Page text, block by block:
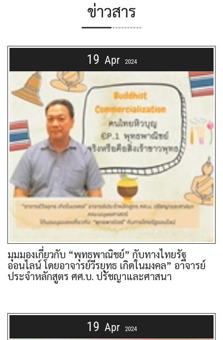
ข่าวสาร
19 Apr 2024
มุมมองเกี่ยวกับ “พุทธพาณิชย์” กับทางไทยรัฐ
ออนไลน์ โดยอาจารย์วีรยุทธ เกิดในมงคล” อาจารย์
ประจำหลักสูตร ศศ.บ. ปรัชญาและศาสนา
19 Apr 2024